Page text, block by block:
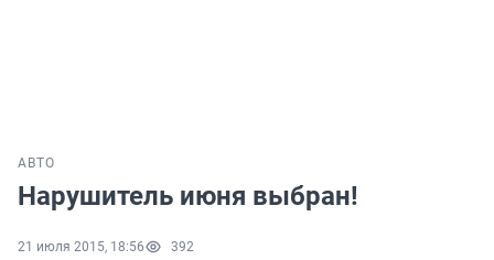
АВТО
Нарушитель июня выбран!
21 июля 2015, 18:56 392